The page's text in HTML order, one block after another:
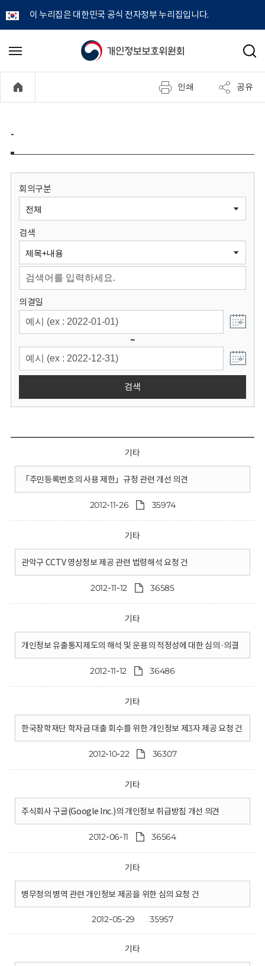
이 누리집은 대한민국 공식 전자정부 누리집입니다.
개
정
보
원
회
메
기
검
인쇄 공유
-
회의구분
검색
의결일
~
검색
기타
「주민등록번호의 사용 제한」규정 관련 개선 의견
2012-11-26 35974
기타
관악구 CCTV 영상정보 제공 관련 법령해석 요청 건
2012-11-12 36585
기타
개인정보 유출통지제도의 해석 및 운용의 적정성에 대한 심의·의결
2012-11-12 36486
기타
한국장학재단 학자금 대출 회수를 위한 개인정보 제3자 제공 요청 건
2012-10-22 36307
기타
주식회사 구글(Google Inc.)의 개인정보 취급방침 개선 의견
2012-06-11 36564
기타
병무청의 병역 관련 개인정보 제공을 위한 심의 요청 건
2012-05-29 35957
기타